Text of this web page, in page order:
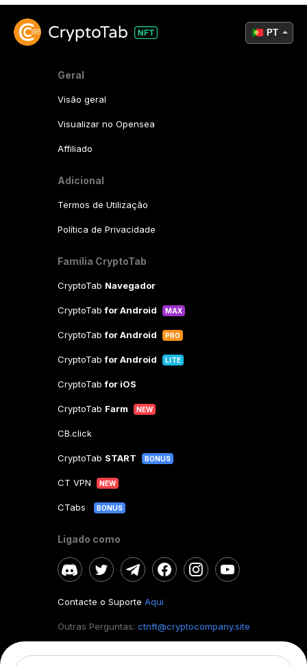
Geral
Visão geral
Visualizar no Opensea
Affiliado
Adicional
Termos de Utilização
Política de Privacidade
Família CryptoTab
CryptoTab Navegador
CryptoTabfor Android MAX
CryptoTabfor Android PRO
CryptoTabfor Android LITE
CryptoTabfor iOS
CryptoTab Farm NEW
CB.click
CryptoTab START BONUS
CT VPN NEW
CTabs BONUS
Ligado como
Contacte o Suporte Aqui
Outras Perguntas: ctnft@cryptocompany.site
PT